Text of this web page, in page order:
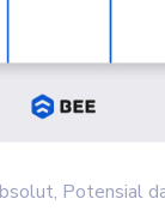
Potensial